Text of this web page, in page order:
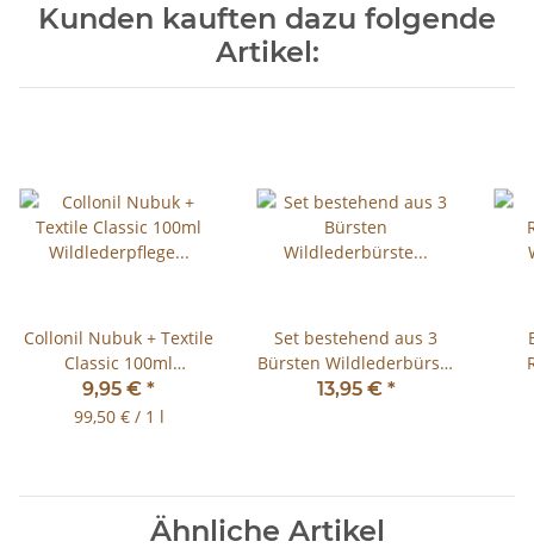
Kunden kauften dazu folgende
Artikel:
Collonil Nubuk + Textile
Classic 100ml
Wildlederpflege viele
Farben
9,95 € *
99,50 € / 1 l
Set bestehend aus 3
Bürsten Wildlederbürste
Raulederbürste
13,95 € *
Ähnliche Artikel